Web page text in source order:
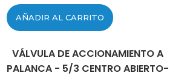
AÑADIR AL CARRITO
VÁLVULA DE ACCIONAMIENTO A
PALANCA - 5/3 CENTRO ABIERTO-